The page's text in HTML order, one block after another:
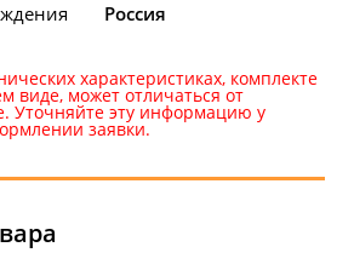
Россия
характеристиках, комплекте
виде, может отличаться от
Уточняйте эту информацию у
заявки.